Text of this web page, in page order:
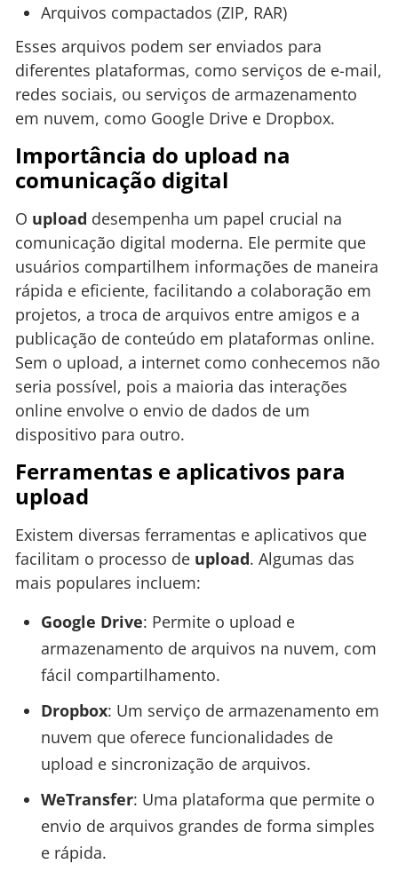
Arquivos compactados (ZIP, RAR)
Esses arquivos podem ser enviados para
diferentes plataformas, como serviços de e-mail,
redes sociais, ou serviços de armazenamento
em nuvem, como Google Drive e Dropbox.
Importância do upload na
comunicação digital
O upload desempenha um papel crucial na
comunicação digital moderna. Ele permite que
usuários compartilhem informações de maneira
rápida e eficiente, facilitando a colaboração em
projetos, a troca de arquivos entre amigos e a
publicação de conteúdo em plataformas online.
Sem o upload, a internet como conhecemos não
seria possível, pois a maioria das interações
online envolve o envio de dados de um
dispositivo para outro.
Ferramentas e aplicativos para
upload
Existem diversas ferramentas e aplicativos que
facilitam o processo de upload. Algumas das
mais populares incluem:
Google Drive: Permite o upload e
armazenamento de arquivos na nuvem, com
fácil compartilhamento.
Dropbox: Um serviço de armazenamento em
nuvem que oferece funcionalidades de
upload e sincronização de arquivos.
WeTransfer: Uma plataforma que permite o
envio de arquivos grandes de forma simples
e rápida.